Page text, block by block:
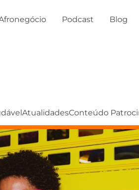
Podcast Blog
AtualidadesConteúdo